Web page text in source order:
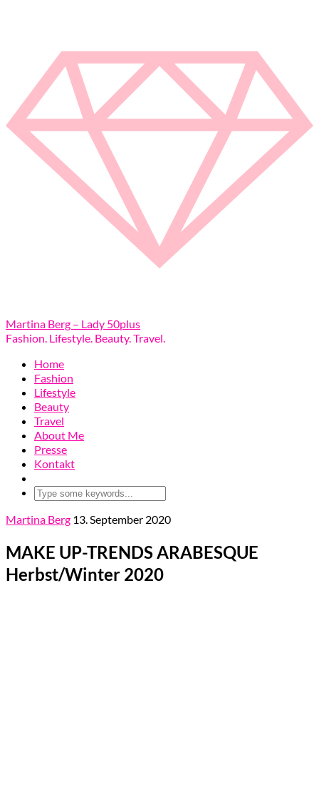
Martina Berg – Lady 50plus
Fashion. Lifestyle. Beauty. Travel.
Home
Fashion
Lifestyle
Beauty
Travel
About Me
Presse
Kontakt
Martina Berg 13. September 2020
MAKE UP-TRENDS ARABESQUE
Herbst/Winter 2020